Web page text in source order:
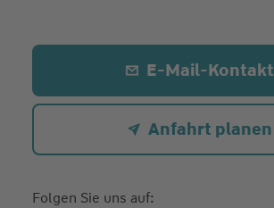
E-Mail-Kontakt
Anfahrt planen
Folgen Sie uns auf: